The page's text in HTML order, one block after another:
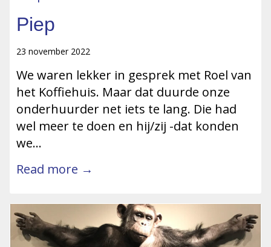
Piep
23 november 2022
We waren lekker in gesprek met Roel van
het Koffiehuis. Maar dat duurde onze
onderhuurder net iets te lang. Die had
wel meer te doen en hij/zij -dat konden
we…
Read more →